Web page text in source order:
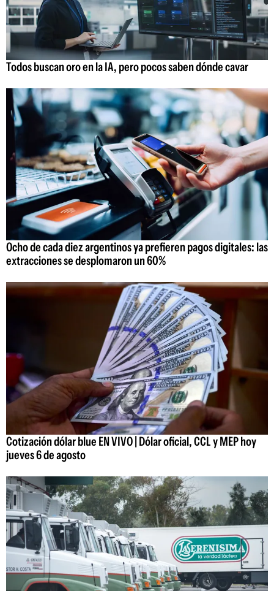
Todos buscan oro en la IA, pero pocos saben dónde cavar
Ocho de cada diez argentinos ya prefieren pagos digitales: las
extracciones se desplomaron un 60%
Cotización dólar blue EN VIVO | Dólar oficial, CCL y MEP hoy
jueves 6 de agosto